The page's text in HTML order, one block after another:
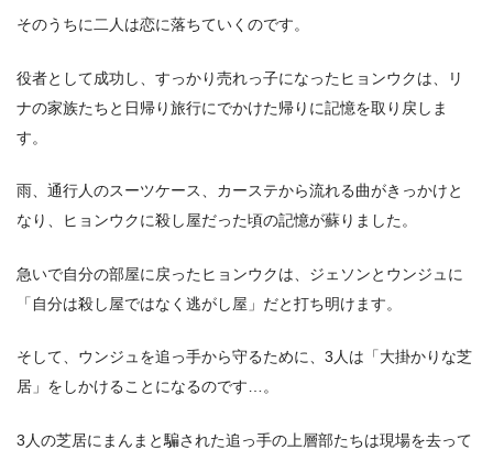
そのうちに二人は恋に落ちていくのです。
役者として成功し、すっかり売れっ子になったヒョンウクは、リ
ナの家族たちと日帰り旅行にでかけた帰りに記憶を取り戻しま
す。
雨、通行人のスーツケース、カーステから流れる曲がきっかけと
なり、ヒョンウクに殺し屋だった頃の記憶が蘇りました。
急いで自分の部屋に戻ったヒョンウクは、ジェソンとウンジュに
「自分は殺し屋ではなく逃がし屋」だと打ち明けます。
そして、ウンジュを追っ手から守るために、3人は「大掛かりな芝
居」をしかけることになるのです…。
3人の芝居にまんまと騙された追っ手の上層部たちは現場を去って